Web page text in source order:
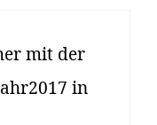
mit der
in